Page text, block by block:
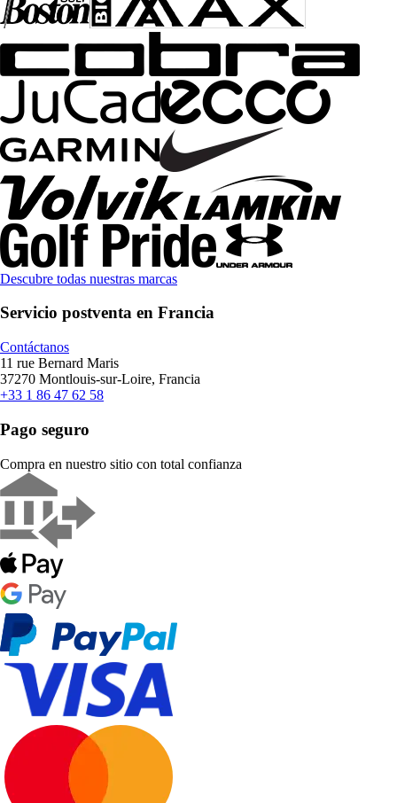
Descubre todas nuestras marcas
Servicio postventa en Francia
Contáctanos
11 rue Bernard Maris
37270 Montlouis-sur-Loire, Francia
+33 1 86 47 62 58
Pago seguro
Compra en nuestro sitio con total confianza